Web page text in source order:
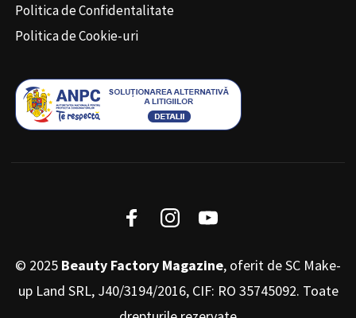
Politica de Confidentalitate
Politica de Cookie-uri
© 2025 Beauty Factory Magazine, oferit de SC Make-
up Land SRL, J40/3194/2016, CIF: RO 35745092. Toate